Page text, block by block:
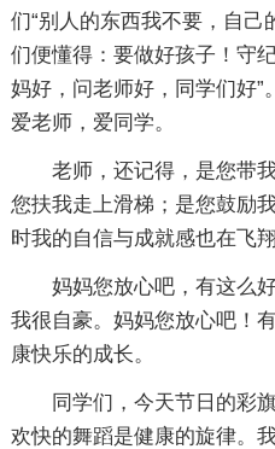
们“别人的东西我不要，自己
们便懂得：要做好孩子！守
妈好，问老师好，同学们好”
爱老师，爱同学。
老师，还记得，是您带
您扶我走上滑梯；是您鼓励
时我的自信与成就感也在飞翔
妈妈您放心吧，有这么
我很自豪。妈妈您放心吧！
康快乐的成长。
同学们，今天节日的彩
欢快的舞蹈是健康的旋律。